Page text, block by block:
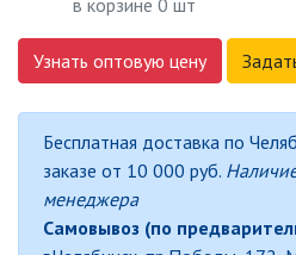
в корзине 0 шт
Узнать оптовую цену
Бесплатная доставка по
заказе от 10 000 руб.
менеджера
Самовывоз (по